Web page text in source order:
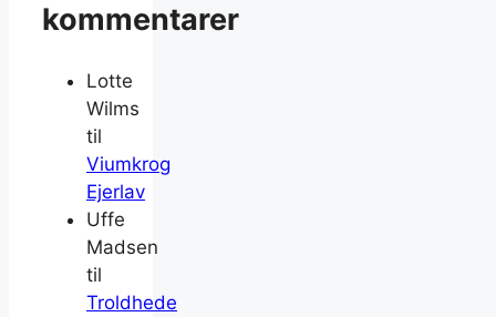
kommentarer
Lotte
Wilms
til
Viumkrog
Ejerlav
Uffe
Madsen
til
Troldhede